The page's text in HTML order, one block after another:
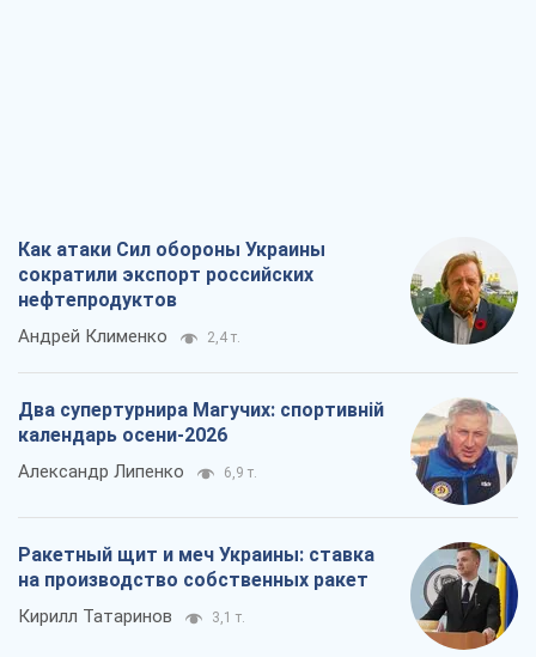
Как атаки Сил обороны Украины
сократили экспорт российских
нефтепродуктов
Андрей Клименко 2,4 т.
Два супертурнира Магучих: спортивній
календарь осени-2026
Александр Липенко 6,9 т.
Ракетный щит и меч Украины: ставка
на производство собственных ракет
Кирилл Татаринов 3,1 т.